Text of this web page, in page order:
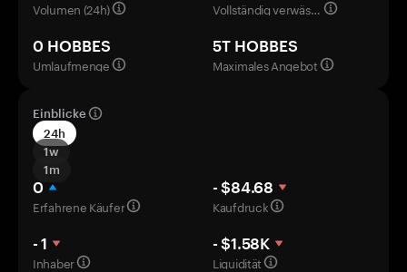
Volumen (24h)
Vollständig verwässerte Bewertung
0 HOBBES
Umlaufmenge
5T HOBBES
Maximales Angebot
Einblicke
24h
1w
1m
0
Erfahrene Käufer
- $84.68
Kaufdruck
- 1
Inhaber
- $1.58K
Liquidität